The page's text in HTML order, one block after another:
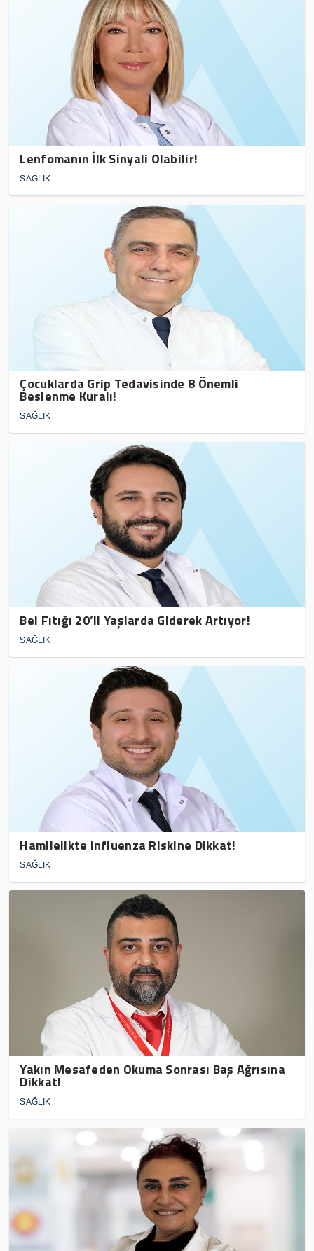
Lenfomanın İlk Sinyali Olabilir!
SAĞLIK
Çocuklarda Grip Tedavisinde 8 Önemli
Beslenme Kuralı!
SAĞLIK
Bel Fıtığı 20’li Yaşlarda Giderek Artıyor!
SAĞLIK
Hamilelikte Influenza Riskine Dikkat!
SAĞLIK
Yakın Mesafeden Okuma Sonrası Baş Ağrısına
Dikkat!
SAĞLIK